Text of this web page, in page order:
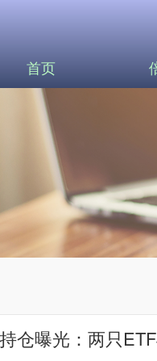
首页
仓曝光：两只